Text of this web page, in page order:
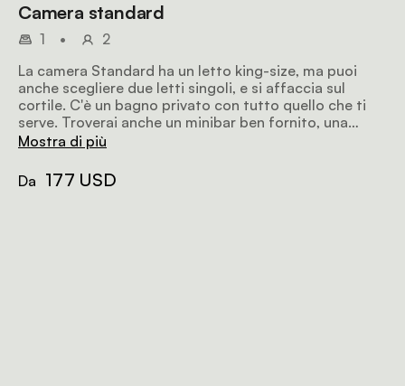
Camera standard
1 •
2
La camera Standard ha un letto king-size, ma puoi
anche scegliere due letti singoli, e si affaccia sul
cortile. C'è un bagno privato con tutto quello che ti
serve. Troverai anche un minibar ben fornito, una
macchina da caffè Nespresso e una smart TV.
Mostra di più
Da 177 USD